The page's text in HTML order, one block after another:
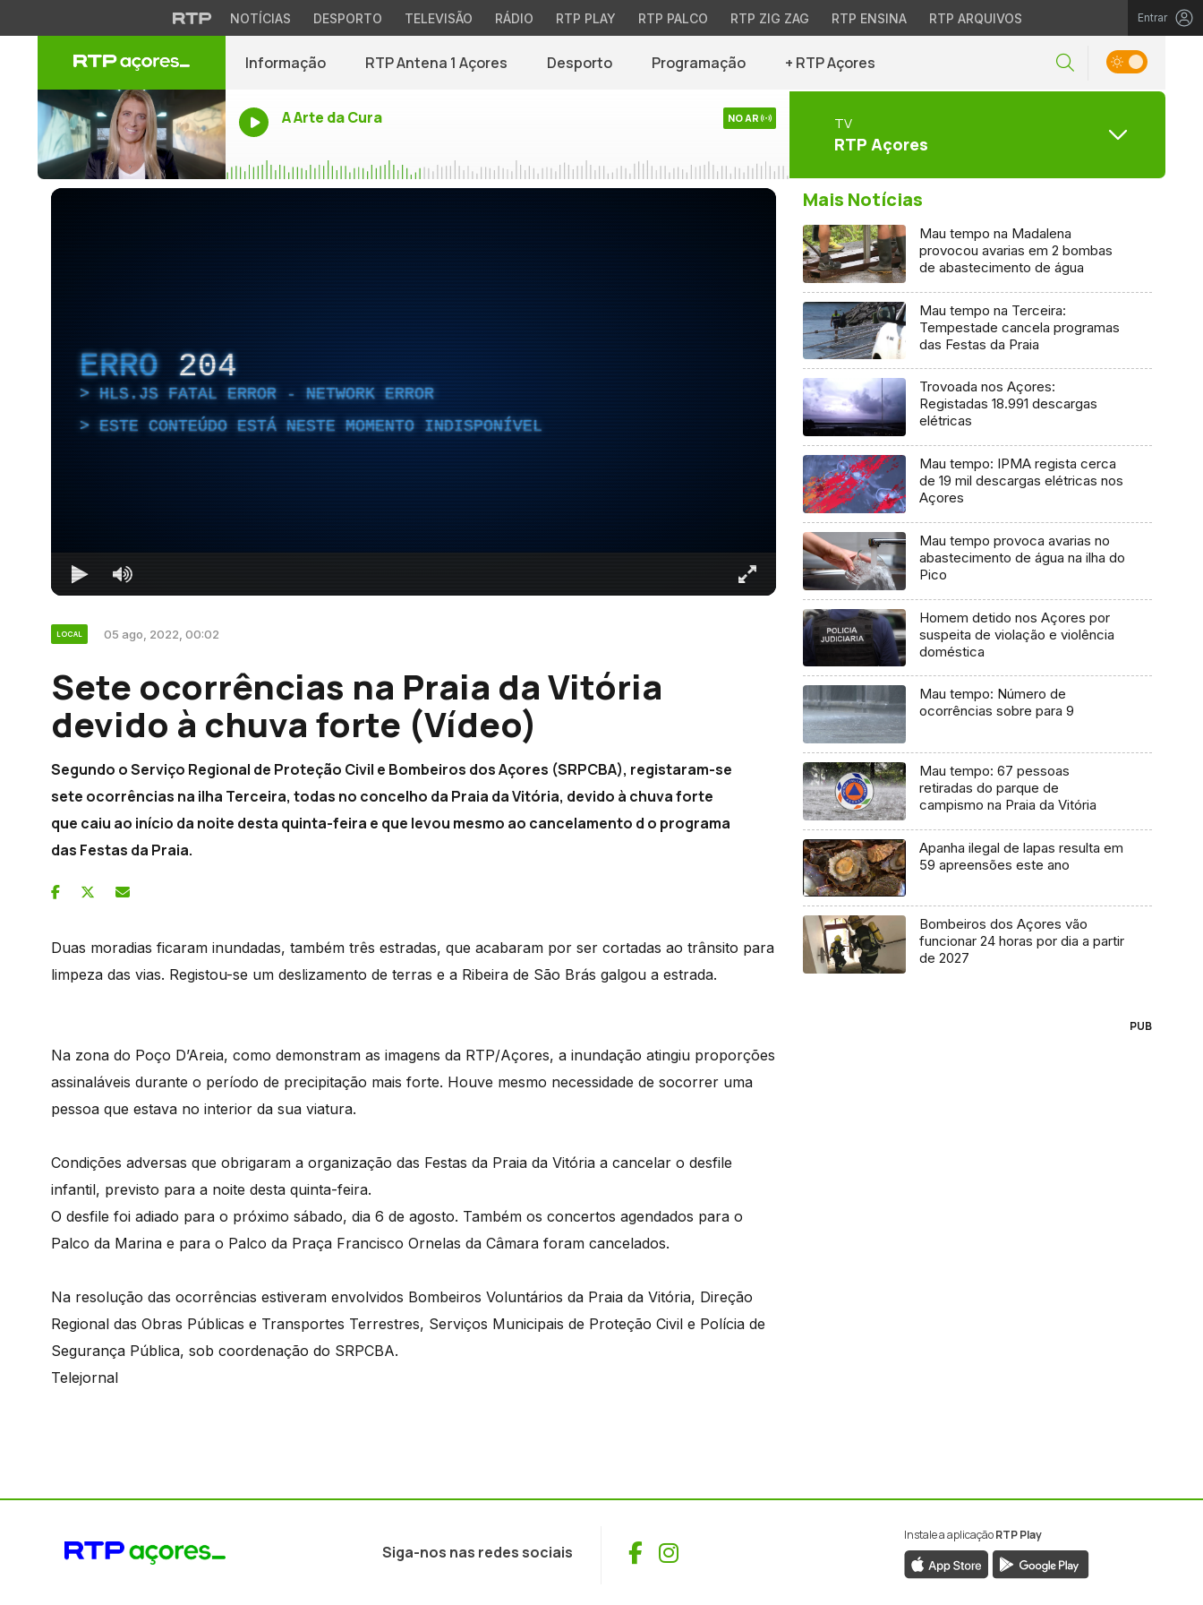
NOTÍCIAS DESPORTO TELEVISÃO RÁDIO RTP PLAY RTP PALCO RTP ZIG ZAG RTP ENSINA RTP ARQUIVOS Entrar
Informação RTP Antena 1 Açores Desporto Programação + RTP Açores
A Arte da Cura NO AR TV
RTP Açores
ERRO 204
HLS.JS FATAL ERROR - NETWORK ERROR
ESTE CONTEÚDO ESTÁ NESTE MOMENTO INDISPONÍVEL
LOCAL 05 ago, 2022, 00:02
Sete ocorrências na Praia da Vitória
devido à chuva forte (Vídeo)
Segundo o Serviço Regional de Proteção Civil e Bombeiros dos Açores (SRPCBA), registaram-se
sete ocorrências na ilha Terceira, todas no concelho da Praia da Vitória, devido à chuva forte
que caiu ao início da noite desta quinta-feira e que levou mesmo ao cancelamento d o programa
das Festas da Praia.
Duas moradias ficaram inundadas, também três estradas, que acabaram por ser cortadas ao trânsito para
limpeza das vias. Registou-se um deslizamento de terras e a Ribeira de São Brás galgou a estrada.
Na zona do Poço D’Areia, como demonstram as imagens da RTP/Açores, a inundação atingiu proporções
assinaláveis durante o período de precipitação mais forte. Houve mesmo necessidade de socorrer uma
pessoa que estava no interior da sua viatura.
Condições adversas que obrigaram a organização das Festas da Praia da Vitória a cancelar o desfile
infantil, previsto para a noite desta quinta-feira.
O desfile foi adiado para o próximo sábado, dia 6 de agosto. Também os concertos agendados para o
Palco da Marina e para o Palco da Praça Francisco Ornelas da Câmara foram cancelados.
Na resolução das ocorrências estiveram envolvidos Bombeiros Voluntários da Praia da Vitória, Direção
Regional das Obras Públicas e Transportes Terrestres, Serviços Municipais de Proteção Civil e Polícia de
Segurança Pública, sob coordenação do SRPCBA.
Telejornal
Mais Notícias
Mau tempo na Madalena
provocou avarias em 2 bombas
de abastecimento de água
Mau tempo na Terceira:
Tempestade cancela programas
das Festas da Praia
Trovoada nos Açores:
Registadas 18.991 descargas
elétricas
Mau tempo: IPMA regista cerca
de 19 mil descargas elétricas nos
Açores
Mau tempo provoca avarias no
abastecimento de água na ilha do
Pico
Homem detido nos Açores por
suspeita de violação e violência
doméstica
Mau tempo: Número de
ocorrências sobre para 9
Mau tempo: 67 pessoas
retiradas do parque de
campismo na Praia da Vitória
Apanha ilegal de lapas resulta em
59 apreensões este ano
Bombeiros dos Açores vão
funcionar 24 horas por dia a partir
de 2027
PUB
Siga-nos nas redes sociais Facebook
Instagram
Instale a aplicaçãoRTP Play